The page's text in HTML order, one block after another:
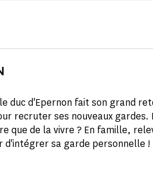
duc d'Epernon fait son grand
recruter ses nouveaux
que de la vivre ? En famille,
sa garde personnelle !